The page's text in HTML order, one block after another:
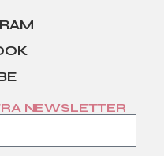
NEWSLETTER